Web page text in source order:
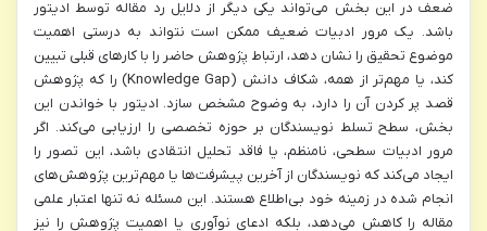
ضعف در این بخش می‌تواند یکی دیگر از دلایل رد مقاله توسط ادیتور
باشد. یک مرور ادبیات ضعیف ممکن است نتواند به درستی اهمیت
موضوع تحقیق را نشان دهد، ارتباط پژوهش حاضر را با کارهای قبلی تبیین
کند، یا مهم‌تر از همه، شکاف دانش (Knowledge Gap) را که پژوهش
قصد پر کردن آن را دارد، به وضوح مشخص سازد. ادیتور با خواندن این
بخش، سطح تسلط نویسندگان بر حوزه تخصصی را ارزیابی می‌کند. اگر
مرور ادبیات سطحی، نامنظم، یا فاقد تحلیل انتقادی باشد، این تصور را
ایجاد می‌کند که نویسندگان از آخرین پیشرفت‌ها یا مهم‌ترین پژوهش‌های
انجام شده در زمینه خود بی‌اطلاع هستند. این مسئله نه تنها اعتبار علمی
مقاله را کاهش می‌دهد، بلکه ادعای نوآوری یا اهمیت پژوهش را نیز